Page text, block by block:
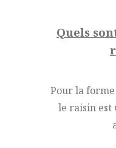
Quels
Pour la
le raisin est